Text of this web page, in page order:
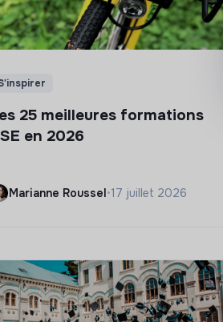
25 meilleures formations
en 2026
Marianne Roussel•17 juillet 2026